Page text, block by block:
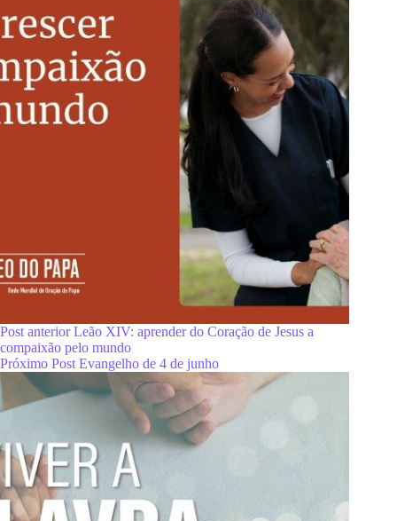
PostanteriorLeão XIV: aprender do Coração de Jesus a
compaixão pelo mundo
Próximo Post Evangelho de 4 de junho